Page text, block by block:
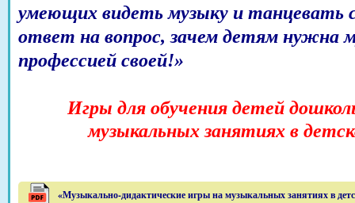
умеющих видеть музыку и
ответ на вопрос, зачем детям нужна
профессией своей!»
Игры для обучения детей
музыкальных занятиях в
«Музыкально-дидактические игры на музыкальных занятиях в